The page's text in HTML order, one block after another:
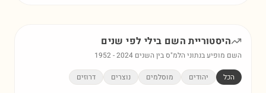
היסטוריית השם בילי לפי שנים
השם מופיע בנתוני הלמ"ס בין השנים 1952-2024
הכל יהודים מוסלמים נוצרים דרוזים